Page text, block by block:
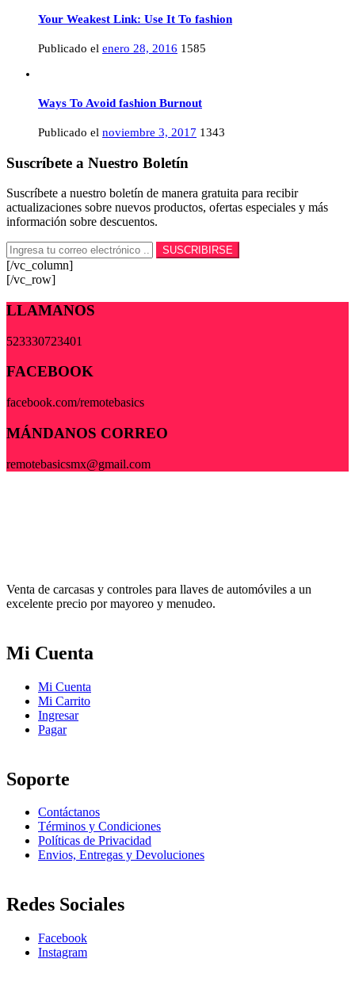
Your Weakest Link: Use It To fashion
Publicado el enero 28, 2016 1585
Ways To Avoid fashion Burnout
Publicado el noviembre 3, 2017 1343
Suscríbete a Nuestro Boletín
Suscríbete a nuestro boletín de manera gratuita para recibir
actualizaciones sobre nuevos productos, ofertas especiales y más
información sobre descuentos.
[/vc_column]
[/vc_row]
LLAMANOS
523330723401
FACEBOOK
facebook.com/remotebasics
MÁNDANOS CORREO
remotebasicsmx@gmail.com
Venta de carcasas y controles para llaves de automóviles a un
excelente precio por mayoreo y menudeo.
Mi Cuenta
Mi Cuenta
Mi Carrito
Ingresar
Pagar
Soporte
Contáctanos
Términos y Condiciones
Políticas de Privacidad
Envios, Entregas y Devoluciones
Redes Sociales
Facebook
Instagram